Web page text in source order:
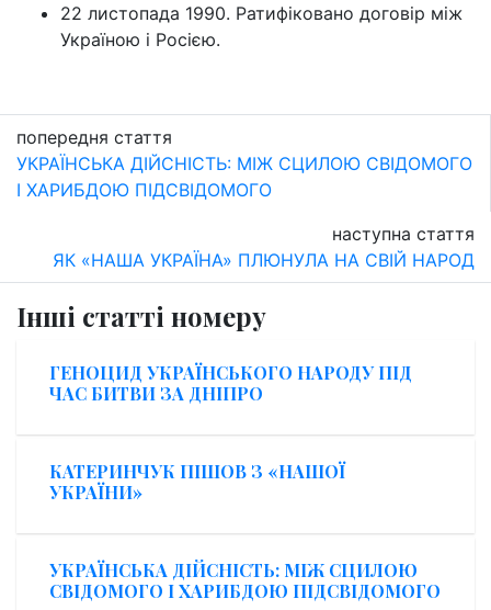
22 листопада 1990. Ратифіковано договір між
Україною і Росією.
попередня стаття
УКРАЇНСЬКА ДІЙСНІСТЬ: МІЖ СЦИЛОЮ СВІДОМОГО
І ХАРИБДОЮ ПІДСВІДОМОГО
наступна стаття
ЯК «НАША УКРАЇНА» ПЛЮНУЛА НА СВІЙ НАРОД
Інші статті номеру
ГЕНОЦИД УКРАЇНСЬКОГО НАРОДУ ПІД
ЧАС БИТВИ ЗА ДНІПРО
КАТЕРИНЧУК ПІШОВ З «НАШОЇ
УКРАЇНИ»
УКРАЇНСЬКА ДІЙСНІСТЬ: МІЖ СЦИЛОЮ
СВІДОМОГО І ХАРИБДОЮ ПІДСВІДОМОГО